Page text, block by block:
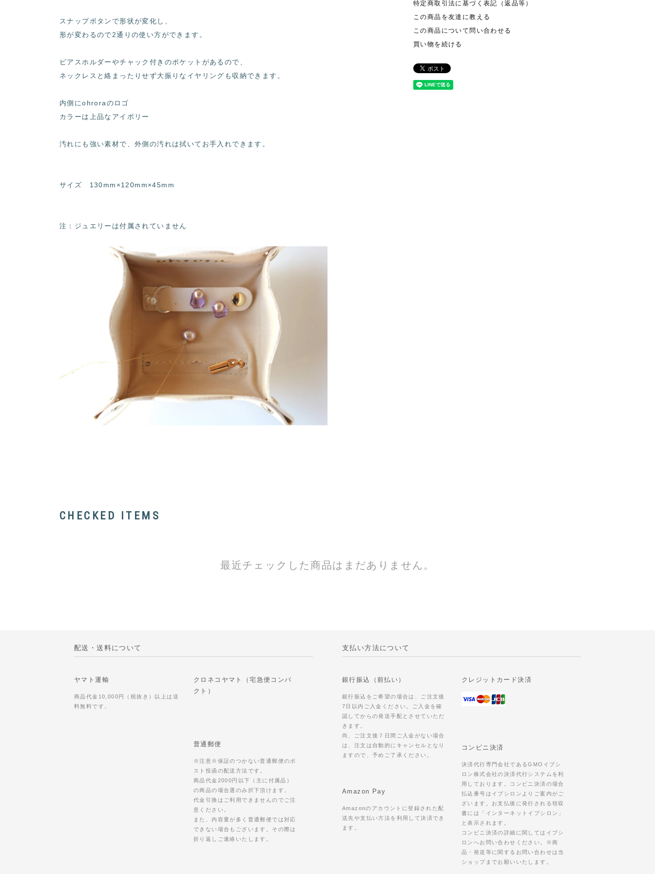
スナップボタンで形状が変化し、
形が変わるので2通りの使い方ができます。
ピアスホルダーやチャック付きのポケットがあるので、
ネックレスと絡まったりせず大振りなイヤリングも収納できます。
内側にohroraのロゴ
カラーは上品なアイボリー
汚れにも強い素材で、外側の汚れは拭いてお手入れできます。
サイズ 130mm×120mm×45mm
注：ジュエリーは付属されていません
特定商取引法に基づく表記（返品等）
この商品を友達に教える
この商品について問い合わせる
買い物を続ける
CHECKED ITEMS
最近チェックした商品はまだありません。
配送・送料について
ヤマト運輸
商品代金10,000円（税抜き）以上は送
料無料です。
クロネコヤマト（宅急便コンパ
クト）
普通郵便
※注意※保証のつかない普通郵便のポ
スト投函の配送方法です。
商品代金2000円以下（主に付属品）
の商品の場合選のみ択下頂けます。
代金引換はご利用できませんのでご注
意ください。
また、内容量が多く普通郵便では対応
できない場合もございます。その際は
折り返しご連絡いたします。
支払い方法について
銀行振込（前払い）
銀行振込をご希望の場合は、ご注文後
7日以内ご入金ください。ご入金を確
認してからの発送手配とさせていただ
きます。
尚、ご注文後７日間ご入金がない場合
は、注文は自動的にキャンセルとなり
ますので、予めご了承ください。
クレジットカード決済
コンビニ決済
決済代行専門会社であるGMOイプシ
ロン株式会社の決済代行システムを利
用しております。コンビニ決済の場合
払込番号はイプシロンよりご案内がご
ざいます。お支払後に発行される領収
書には「インターネットイプシロン」
と表示されます。
コンビニ決済の詳細に関してはイプシ
ロンへお問い合わせください。※商
品・発送等に関するお問い合わせは当
ショップまでお願いいたします。
Amazon Pay
Amazonのアカウントに登録された配
送先や支払い方法を利用して決済でき
ます。